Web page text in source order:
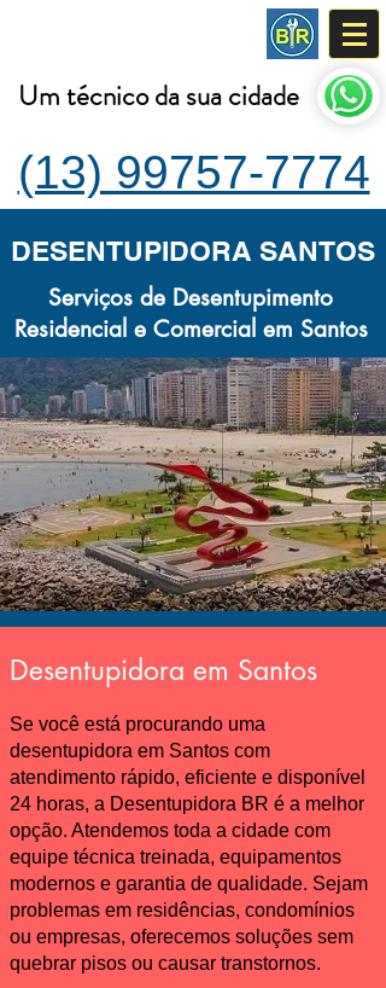
Um técnico da sua cidade
(13) 99757-7774
DESENTUPIDORA SANTOS
Serviços de Desentupimento
Residencial e Comercial em Santos
Desentupidora em Santos
Se você está procurando uma
desentupidora em Santos com
atendimento rápido, eficiente e disponível
24 horas, a Desentupidora BR é a melhor
opção. Atendemos toda a cidade com
equipe técnica treinada, equipamentos
modernos e garantia de qualidade. Sejam
problemas em residências, condomínios
ou empresas, oferecemos soluções sem
quebrar pisos ou causar transtornos.